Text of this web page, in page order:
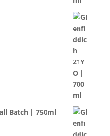
Batch | 750ml